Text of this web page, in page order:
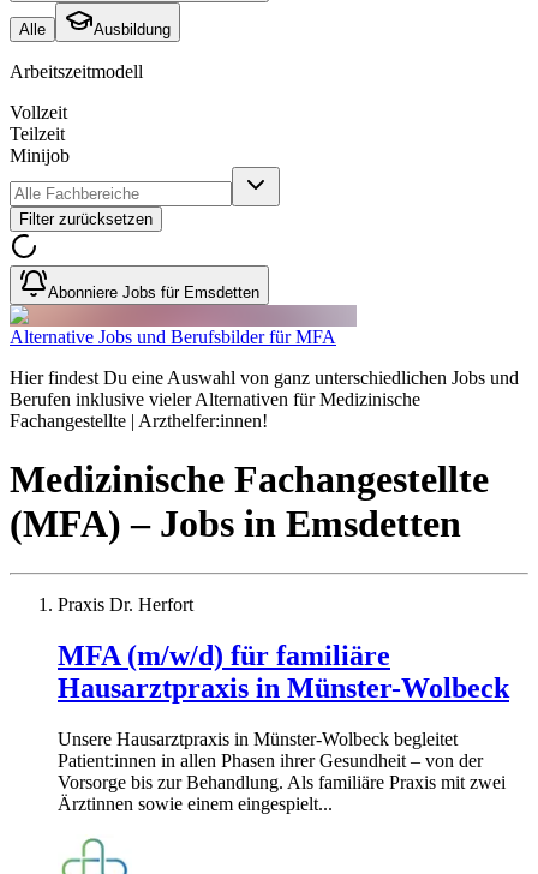
Alle Ausbildung
Arbeitszeitmodell
Vollzeit
Teilzeit
Minijob
Filter zurücksetzen
Abonniere Jobs für Emsdetten
Alternative Jobs und Berufsbilder für MFA
Hier findest Du eine Auswahl von ganz unterschiedlichen Jobs und
Berufen inklusive vieler Alternativen für Medizinische
Fachangestellte | Arzthelfer:innen!
Medizinische Fachangestellte
(MFA) – Jobs in Emsdetten
Praxis Dr. Herfort
MFA (m/w/d) für familiäre
Hausarztpraxis in Münster-Wolbeck
Unsere Hausarztpraxis in Münster-Wolbeck begleitet
Patient:innen in allen Phasen ihrer Gesundheit – von der
Vorsorge bis zur Behandlung. Als familiäre Praxis mit zwei
Ärztinnen sowie einem eingespielt...